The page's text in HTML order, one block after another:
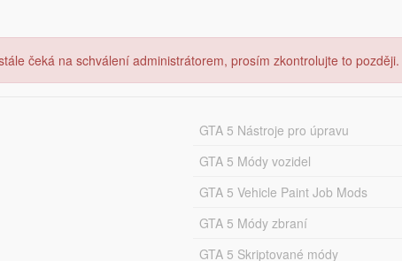
čeká na schválení administrátorem, prosím zkontrolujte to později.
GTA 5 Nástroje pro úpravu
GTA 5 Módy vozidel
GTA 5 Vehicle Paint Job Mods
GTA 5 Módy zbraní
GTA 5 Skriptované módy